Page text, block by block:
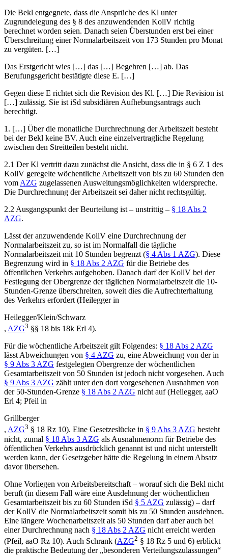
Die Bekl entgegnete, dass die Ansprüche des Kl unter
Zugrundelegung des § 8 des anzuwendenden KollV richtig
berechnet worden seien. Danach seien Überstunden erst bei einer
Überschreitung einer Normalarbeitszeit von 173 Stunden pro Monat
zu vergüten. […]
Das Erstgericht wies […] das […] Begehren […] ab. Das
Berufungsgericht bestätigte diese E. […]
Gegen diese E richtet sich die Revision des Kl. […] Die Revision ist
[…] zulässig. Sie ist iSd subsidiären Aufhebungsantrags auch
berechtigt.
1. […] Über die monatliche Durchrechnung der Arbeitszeit besteht
bei der Bekl keine BV. Auch eine einzelvertragliche Regelung
zwischen den Streitteilen besteht nicht.
2.1 Der Kl vertritt dazu zunächst die Ansicht, dass die in § 6 Z 1 des
KollV geregelte wöchentliche Arbeitszeit von bis zu 60 Stunden den
vom AZG zugelassenen Ausweitungsmöglichkeiten widerspreche.
Die Durchrechnung der Arbeitszeit sei daher nicht rechtsgültig.
2.2 Ausgangspunkt der Beurteilung ist – unstrittig – § 18 Abs 2
AZG.
Lässt der anzuwendende KollV eine Durchrechnung der
Normalarbeitszeit zu, so ist im Normalfall die tägliche
Normalarbeitszeit mit 10 Stunden begrenzt (§ 4 Abs 1 AZG). Diese
Begrenzung wird in § 18 Abs 2 AZG für die Betriebe des
öffentlichen Verkehrs aufgehoben. Danach darf der KollV bei der
Festlegung der Obergrenze der täglichen Normalarbeitszeit die 10-
Stunden-Grenze überschreiten, soweit dies die Aufrechterhaltung
des Verkehrs erfordert (Heileggerin
Heilegger/Klein/Schwarz
, AZG3 §§ 18 bis 18k Erl 4).
Für die wöchentliche Arbeitszeit gilt Folgendes: § 18 Abs 2 AZG
lässt Abweichungen von § 4 AZG zu, eine Abweichung von der in
§ 9 Abs 3 AZG festgelegten Obergrenze der wöchentlichen
Gesamtarbeitszeit von 50 Stunden ist jedoch nicht vorgesehen. Auch
§ 9 Abs 3 AZG zählt unter den dort vorgesehenen Ausnahmen von
der 50-Stunden-Grenze § 18 Abs 2 AZG nicht auf (Heilegger, aaO
Erl 4; Pfeil in
Grillberger
, AZG3 § 18 Rz 10). Eine Gesetzeslücke in § 9 Abs 3 AZG besteht
nicht, zumal § 18 Abs 3 AZG als Ausnahmenorm für Betriebe des
öffentlichen Verkehrs ausdrücklich genannt ist und nicht unterstellt
werden kann, derGesetzgeber hätte die Regelung in einem Absatz
davor übersehen.
Ohne Vorliegen von Arbeitsbereitschaft – worauf sich die Bekl nicht
beruft (in diesem Fall wäre eine Ausdehnung der wöchentlichen
Gesamtarbeitszeit bis zu 60 Stunden iSd § 5 AZG zulässig) – darf
der KollV die Normalarbeitszeit somit bis zu 50 Stunden ausdehnen.
Eine längere Wochenarbeitszeit als 50 Stunden darf aber auch bei
einer Durchrechnung nach § 18 Abs 2 AZG nicht erreicht werden
(Pfeil, aaO Rz 10). Auch Schrank (AZG2 § 18 Rz 5 und 6) erblickt
die praktische Bedeutung der „besonderen Verteilungszulassungen“